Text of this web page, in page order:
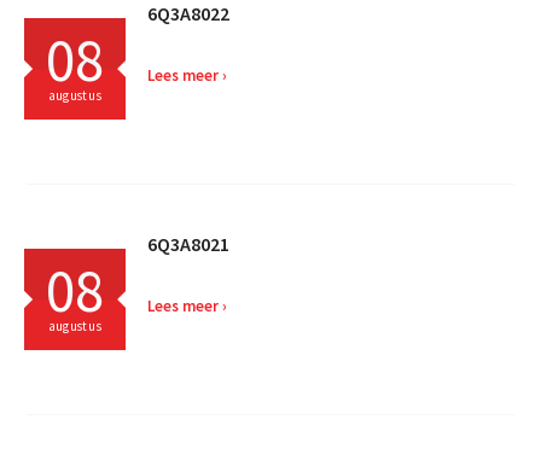
08
augustus
6Q3A8022
Lees meer
08
augustus
6Q3A8021
Lees meer